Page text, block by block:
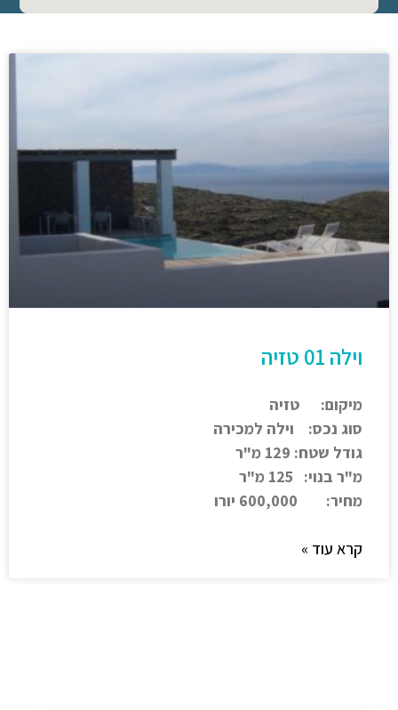
וילה 01 טזיה
מיקום: טזיה
סוג נכס: וילה למכירה
גודל שטח: 129 מ"ר
מ"ר בנוי: 125 מ"ר
מחיר: 600,000 יורו
קרא עוד »